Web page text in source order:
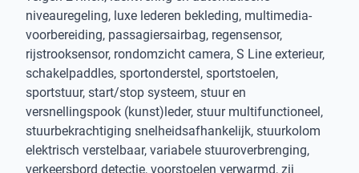
niveauregeling, luxe lederen bekleding, multimedia-
voorbereiding, passagiersairbag, regensensor,
rijstrooksensor, rondomzicht camera, S Line exterieur,
schakelpaddles, sportonderstel, sportstoelen,
sportstuur, start/stop systeem, stuur en
versnellingspook (kunst)leder, stuur multifunctioneel,
stuurbekrachtiging snelheidsafhankelijk, stuurkolom
elektrisch verstelbaar, variabele stuuroverbrenging,
verkeersbord detectie, voorstoelen verwarmd, zij